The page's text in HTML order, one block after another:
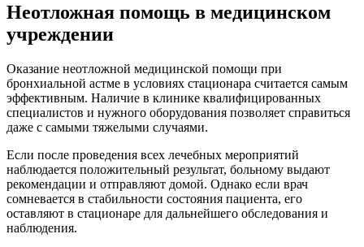
Неотложная помощь в медицинском
учреждении
Оказание неотложной медицинской помощи при
бронхиальной астме в условиях стационара считается самым
эффективным. Наличие в клинике квалифицированных
специалистов и нужного оборудования позволяет справиться
даже с самыми тяжелыми случаями.
Если после проведения всех лечебных мероприятий
наблюдается положительный результат, больному выдают
рекомендации и отправляют домой. Однако если врач
сомневается в стабильности состояния пациента, его
оставляют в стационаре для дальнейшего обследования и
наблюдения.